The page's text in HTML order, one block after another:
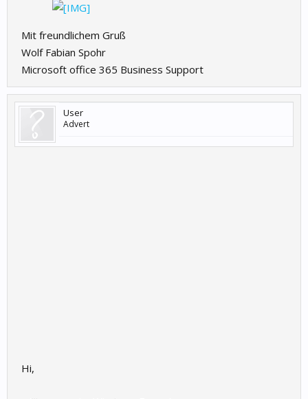
Mit freundlichem Gruß
Wolf Fabian Spohr
Microsoft office 365 Business Support
User
Advert
Hi,